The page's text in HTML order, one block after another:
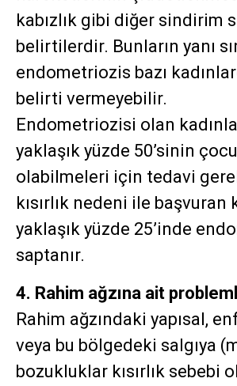
kabızlık gibi diğer sindirim
belirtilerdir. Bunların yanı
endometriozis bazı
belirti vermeyebilir.
Endometriozisi olan
yaklaşık yüzde 50’sinin
olabilmeleri için tedavi
kısırlık nedeni ile başvuran
yaklaşık yüzde 25’inde
saptanır.
4. Rahim ağzına ait
Rahim ağzındaki yapısal,
veya bu bölgedeki salgıya
bozukluklar kısırlık sebebi